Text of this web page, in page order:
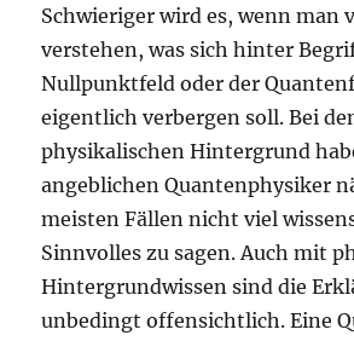
Schwieriger wird es, wenn man
verstehen, was sich hinter
Nullpunktfeld oder der
eigentlich verbergen soll. Bei
physikalischen Hintergrund
angeblichen Quantenphysiker
meisten Fällen nicht viel
Sinnvolles zu sagen. Auch mit
Hintergrundwissen sind die
unbedingt offensichtlich. Eine